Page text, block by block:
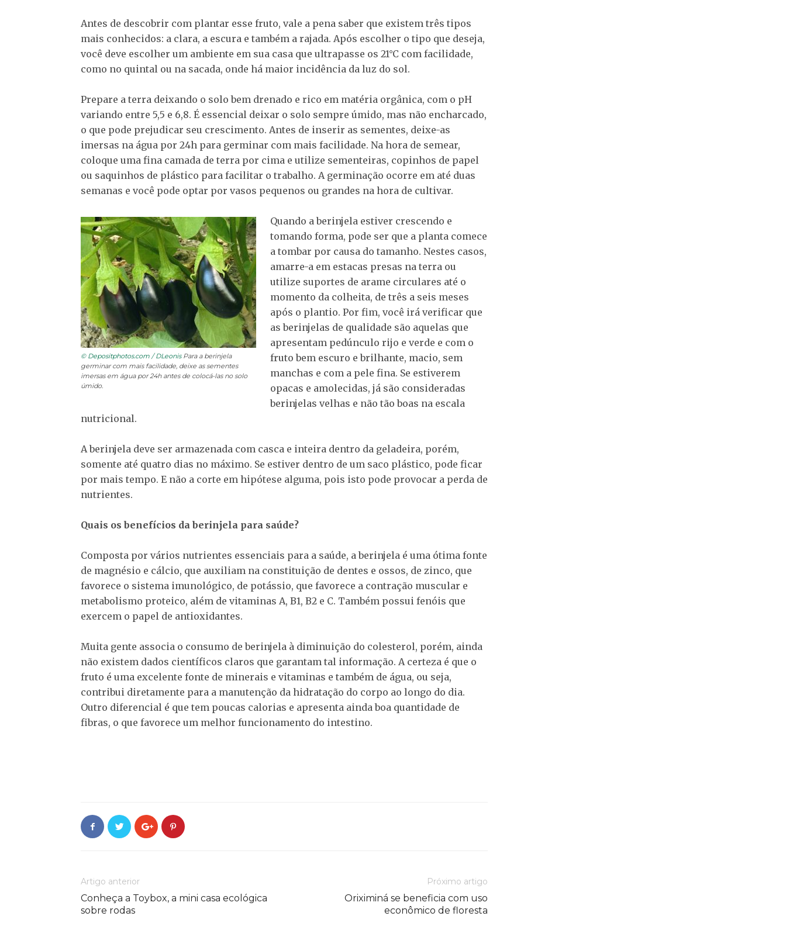
Antes de descobrir com plantar esse fruto, vale a pena saber que existem três tipos
mais conhecidos: a clara, a escura e também a rajada. Após escolher o tipo que deseja,
você deve escolher um ambiente em sua casa que ultrapasse os 21°C com facilidade,
como no quintal ou na sacada, onde há maior incidência da luz do sol.
Prepare a terra deixando o solo bem drenado e rico em matéria orgânica, com o pH
variando entre 5,5 e 6,8. É essencial deixar o solo sempre úmido, mas não encharcado,
o que pode prejudicar seu crescimento. Antes de inserir as sementes, deixe-as
imersas na água por 24h para germinar com mais facilidade. Na hora de semear,
coloque uma fina camada de terra por cima e utilize sementeiras, copinhos de papel
ou saquinhos de plástico para facilitar o trabalho. A germinação ocorre em até duas
semanas e você pode optar por vasos pequenos ou grandes na hora de cultivar.
© Depositphotos.com / DLeonisPara a berinjela
germinar com mais facilidade, deixe as sementes
imersas em água por 24h antes de colocá-las no solo
úmido.
Quando a berinjela estiver crescendo e
tomando forma, pode ser que a planta comece
a tombar por causa do tamanho. Nestes casos,
amarre-a em estacas presas na terra ou
utilize suportes de arame circulares até o
momento da colheita, de três a seis meses
após o plantio. Por fim, você irá verificar que
as berinjelas de qualidade são aquelas que
apresentam pedúnculo rijo e verde e com o
fruto bem escuro e brilhante, macio, sem
manchas e com a pele fina. Se estiverem
opacas e amolecidas, já são consideradas
berinjelas velhas e não tão boas na escala
nutricional.
A berinjela deve ser armazenada com casca e inteira dentro da geladeira, porém,
somente até quatro dias no máximo. Se estiver dentro de um saco plástico, pode ficar
por mais tempo. E não a corte em hipótese alguma, pois isto pode provocar a perda de
nutrientes.
Quais os benefícios da berinjela para saúde?
Composta por vários nutrientes essenciais para a saúde, a berinjela é uma ótima fonte
de magnésio e cálcio, que auxiliam na constituição de dentes e ossos, de zinco, que
favorece o sistema imunológico, de potássio, que favorece a contração muscular e
metabolismo proteico, além de vitaminas A, B1, B2 e C. Também possui fenóis que
exercem o papel de antioxidantes.
Muita gente associa o consumo de berinjela à diminuição do colesterol, porém, ainda
não existem dados científicos claros que garantam tal informação. A certeza é que o
fruto é uma excelente fonte de minerais e vitaminas e também de água, ou seja,
contribui diretamente para a manutenção da hidratação do corpo ao longo do dia.
Outro diferencial é que tem poucas calorias e apresenta ainda boa quantidade de
fibras, o que favorece um melhor funcionamento do intestino.
Artigo anterior
Conheça a Toybox, a mini casa ecológica
sobre rodas
Próximo artigo
Oriximiná se beneficia com uso
econômico de floresta